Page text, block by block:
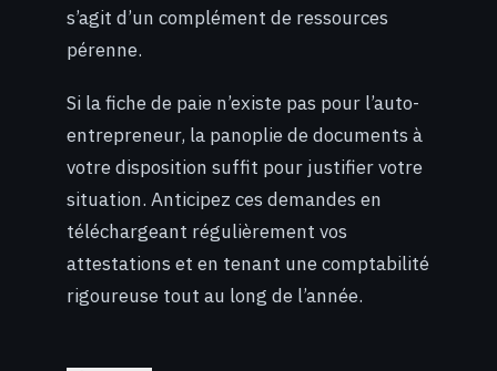
s’agit d’un complément de ressources
pérenne.
Si la fiche de paie n’existe pas pour l’auto-
entrepreneur, la panoplie de documents à
votre disposition suffit pour justifier votre
situation. Anticipez ces demandes en
téléchargeant régulièrement vos
attestations et en tenant une comptabilité
rigoureuse tout au long de l’année.